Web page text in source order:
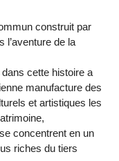
construit par
l’aventure de la
cette histoire a
manufacture des
et artistiques les
concentrent en un
riches du tiers